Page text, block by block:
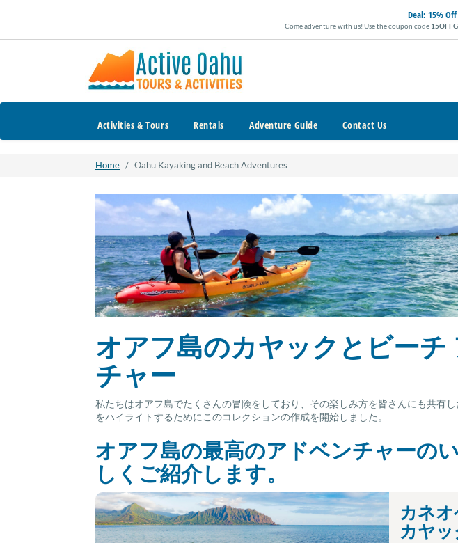
Deal: 15%
Come adventure with us! Use the coupon code
Activities & Tours Rentals Adventure Guide Contact Us
Home / Oahu Kayaking and Beach Adventures
オアフ島のカヤックとビーチ
チャー
私たちはオアフ島でたくさんの冒険をしており、その楽しみ方を皆さんにも共有
をハイライトするためにこのコレクションの作成を開始しました。
オアフ島の最高のアドベンチャーの
しくご紹介します。
カネ
カヤ